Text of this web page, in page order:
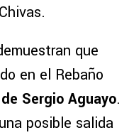
que
en el Rebaño
Sergio Aguayo.
posible salida